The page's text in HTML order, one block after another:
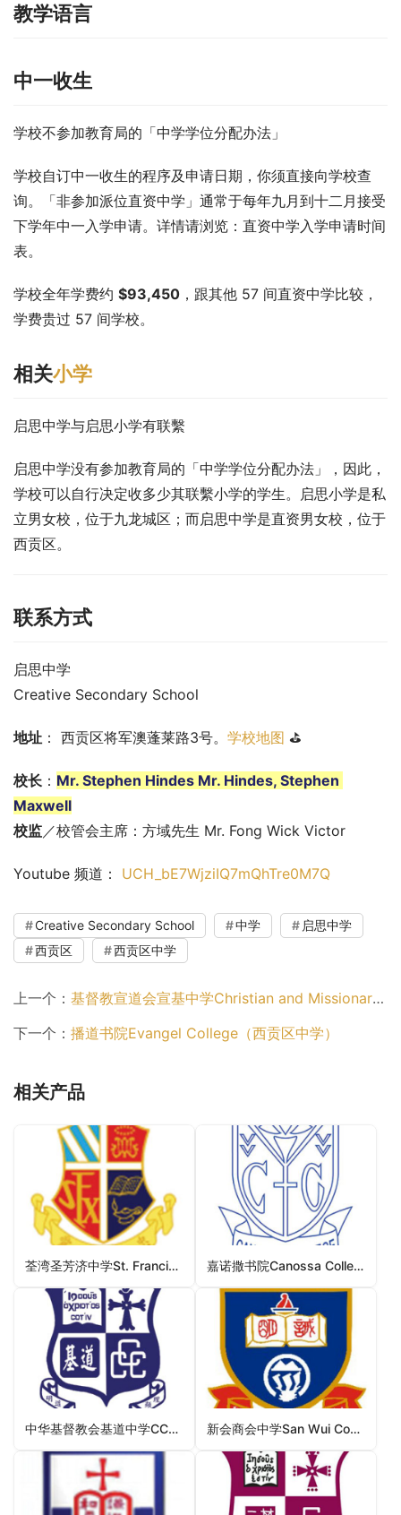
教学语言
中一收生
学校不参加教育局的「中学学位分配办法」
学校自订中一收生的程序及申请日期，你须直接向学校查
询。「非参加派位直资中学」通常于每年九月到十二月接受
下学年中一入学申请。详情请浏览：直资中学入学申请时间
表。
学校全年学费约 $93,450 ，跟其他 57 间直资中学比较，
学费贵过 57 间学校。
相关小学
启思中学与启思小学有联繫
启思中学没有参加教育局的「中学学位分配办法」，因此，
学校可以自行决定收多少其联繫小学的学生。启思小学是私
立男女校，位于九龙城区；而启思中学是直资男女校，位于
西贡区。
联系方式
启思中学
Creative Secondary School
地址 ： 西贡区将军澳蓬莱路3号。 学校地图 ⛳
校长 ： Mr. Stephen Hindes Mr. Hindes, Stephen
Maxwell
校监 ／校管会主席：方域先生 Mr. Fong Wick Victor
Youtube 频道： UCH_bE7WjziIQ7mQhTre0M7Q
Creative Secondary School 中学
启思中学
西贡区
西贡区中学
上一个： 基督教宣道会宣基中学Christian and Missionary Alliance Sun Kei Secondary School（西贡区中学）
下一个： 播道书院Evangel College（西贡区中学）
相关产品
荃湾圣芳济中学St. Francis Xavier’s School Tsuen Wan（荃湾区中学） 嘉诺撒书院Canossa College（东区中学）
中华基督教会基道中学CCC Kei To Secondary School（九龙城区中学） 新会商会中学San Wui Commercial Society Secondary School（屯门区中学）